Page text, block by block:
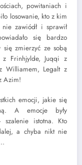
powitaniach i
losowanie, kto z kim
zawiódł i sprawił
się bardzo
się zmierzyć ze sobą
z Frinhjylde, Juqqi z
Williamem, Legalt z
Azim!
emocji, jakie się
A emocje były
istotna. Kto
a chyba nikt nie